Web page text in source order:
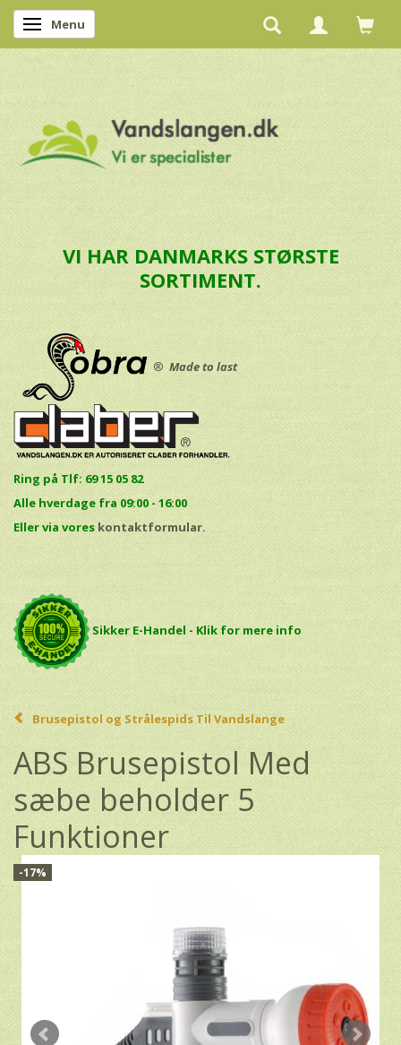
Skifte navigation
Menu
VI HAR DANMARKS STØRSTE
SORTIMENT.
® Made to last
Ring på Tlf: 69 15 05 82
Alle hverdage fra 09:00 - 16:00
Eller via vores kontaktformular.
Sikker E-Handel - Klik for mere info
Brusepistol og Strålespids Til Vandslange
ABS Brusepistol Med
sæbe beholder 5
Funktioner
-17%